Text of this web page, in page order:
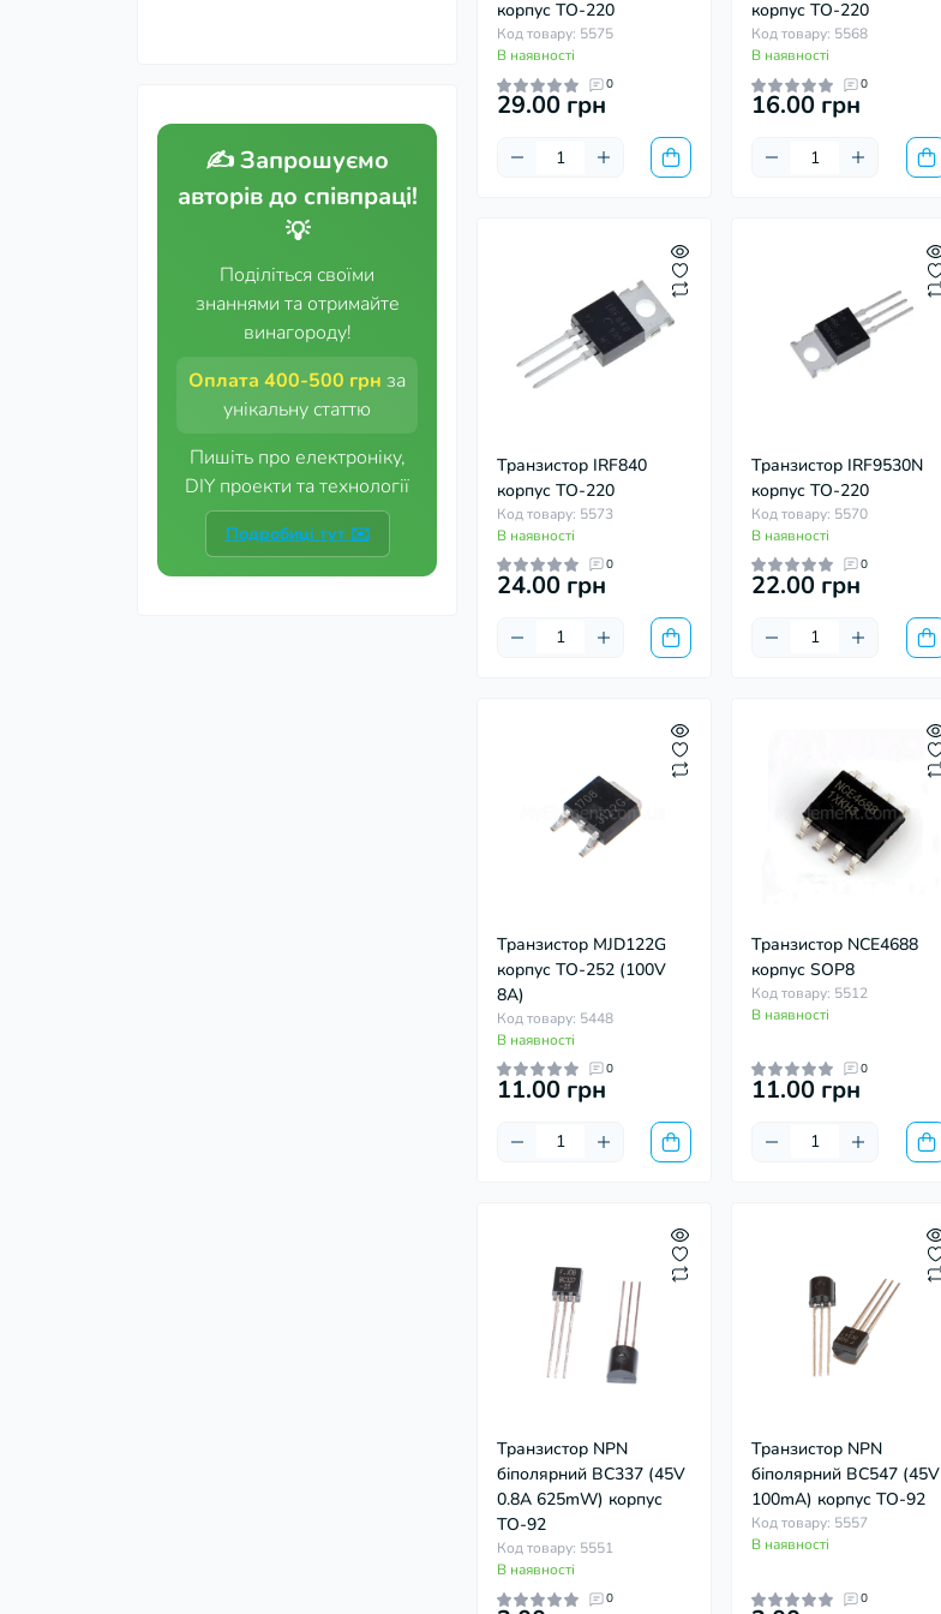
✍️ Запрошуємо
авторів до співпраці!
💡
Поділіться своїми
знаннями та отримайте
винагороду!
Оплата 400-500 грн за
унікальну статтю
Пишіть про електроніку,
DIY проекти та технології
Подробиці тут ✉️
корпус TO-220
Код товару: 5575
В наявності
0
29.00 грн
корпус TO-220
Код товару: 5568
В наявності
0
16.00 грн
Транзистор IRF840
корпус TO-220
Код товару: 5573
В наявності
0
24.00 грн
Транзистор IRF9530N
корпус TO-220
Код товару: 5570
В наявності
0
22.00 грн
Транзистор MJD122G
корпус TO-252 (100V
8А)
Код товару: 5448
В наявності
0
11.00 грн
Транзистор NCE4688
корпус SOP8
Код товару: 5512
В наявності
0
11.00 грн
Транзистор NPN
біполярний BC337 (45V
0.8A 625mW) корпус
TO-92
Код товару: 5551
В наявності
0
Транзистор NPN
біполярний BC547 (45V
100mA) корпус TO-92
Код товару: 5557
В наявності
0